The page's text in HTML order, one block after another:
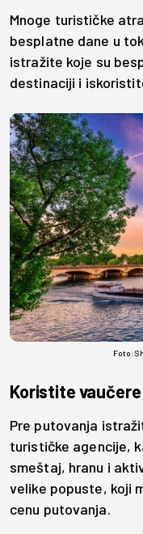
Mnoge turističke
besplatne dane u
istražite koje su
destinaciji i
Foto:
Koristite
Pre putovanja
turističke agencije,
smeštaj, hranu i
velike popuste, koji
cenu putovanja.